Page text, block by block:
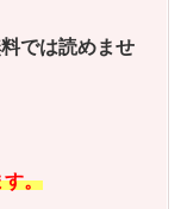
では読めませ
す。